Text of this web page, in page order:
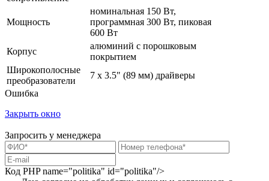
Мощность
номинальная 150 Вт,
программная 300 Вт, пиковая
600 Вт
Корпус
алюминий с порошковым
покрытием
Широкополосные
преобразователи
7 х 3.5" (89 мм) драйверы
Ошибка
Закрыть окно
Запросить у менеджера
Код PHPname="politika" id="politika"/>